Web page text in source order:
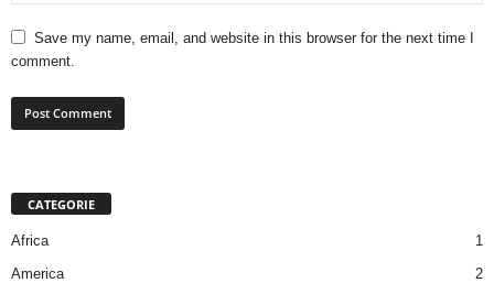
Save my name, email, and website in this browser for the next time I
comment.
CATEGORIE
Africa
1
America
2